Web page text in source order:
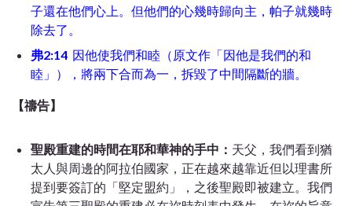
子還在他們心上。但他們的心幾時歸向主，帕子就幾時
除去了。
弗2:14 因他使我們和睦（原文作「因他是我們的和
睦」），將兩下合而為一，拆毀了中間隔斷的牆。
【禱告】
聖殿重建的時間在耶和華神的手中： 天父，我們看到猶
太人與周邊的阿拉伯國家，正在越來越靠近但以理書所
提到要簽訂的「堅定盟約」，之後聖殿即被建立。我們